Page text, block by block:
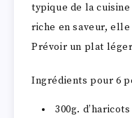
typique de la
riche en saveur,
Prévoir un plat
Ingrédients pour 6
300g.